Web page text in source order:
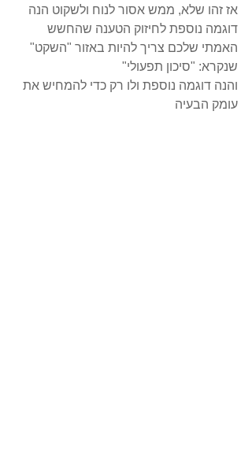
אז זהו שלא, ממש אסור לנוח ולשקוט הנה
דוגמה נוספת לחיזוק הטענה שהחשש
האמתי שלכם צריך להיות באזור "השקט"
שנקרא: "סיכון תפעולי"
והנה דוגמה נוספת ולו רק כדי להמחיש את
עומק הבעיה